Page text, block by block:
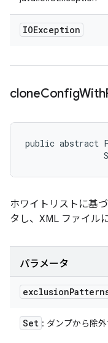
IOException
cloneConfigWith
public abstract
ホワイトリストに基
タし、XML ファイル
パラメータ
exclusion
Set : ダンプから除外